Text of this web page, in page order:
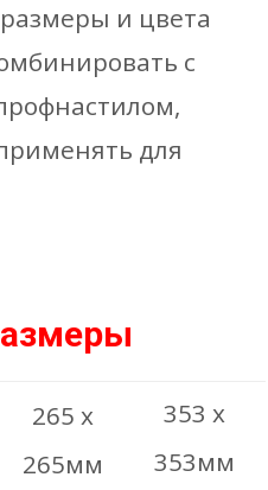
и цвета
с
для
265 х
265мм
353 х
353мм